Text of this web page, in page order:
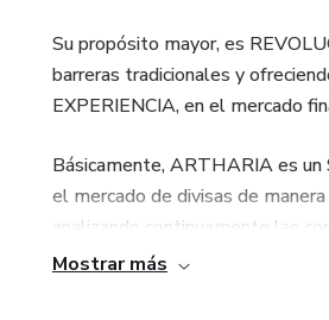
4.
NO
en
Su propósito mayor, es
barreras tradicionales y
EXPERIENCIA, en el mercado
Básicamente, ARTHARIA es
el mercado de divisas de
analizando continuamente las
posibilidad de maximizar tus
Mostrar más